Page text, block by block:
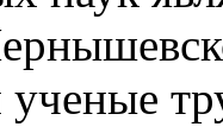
ученые